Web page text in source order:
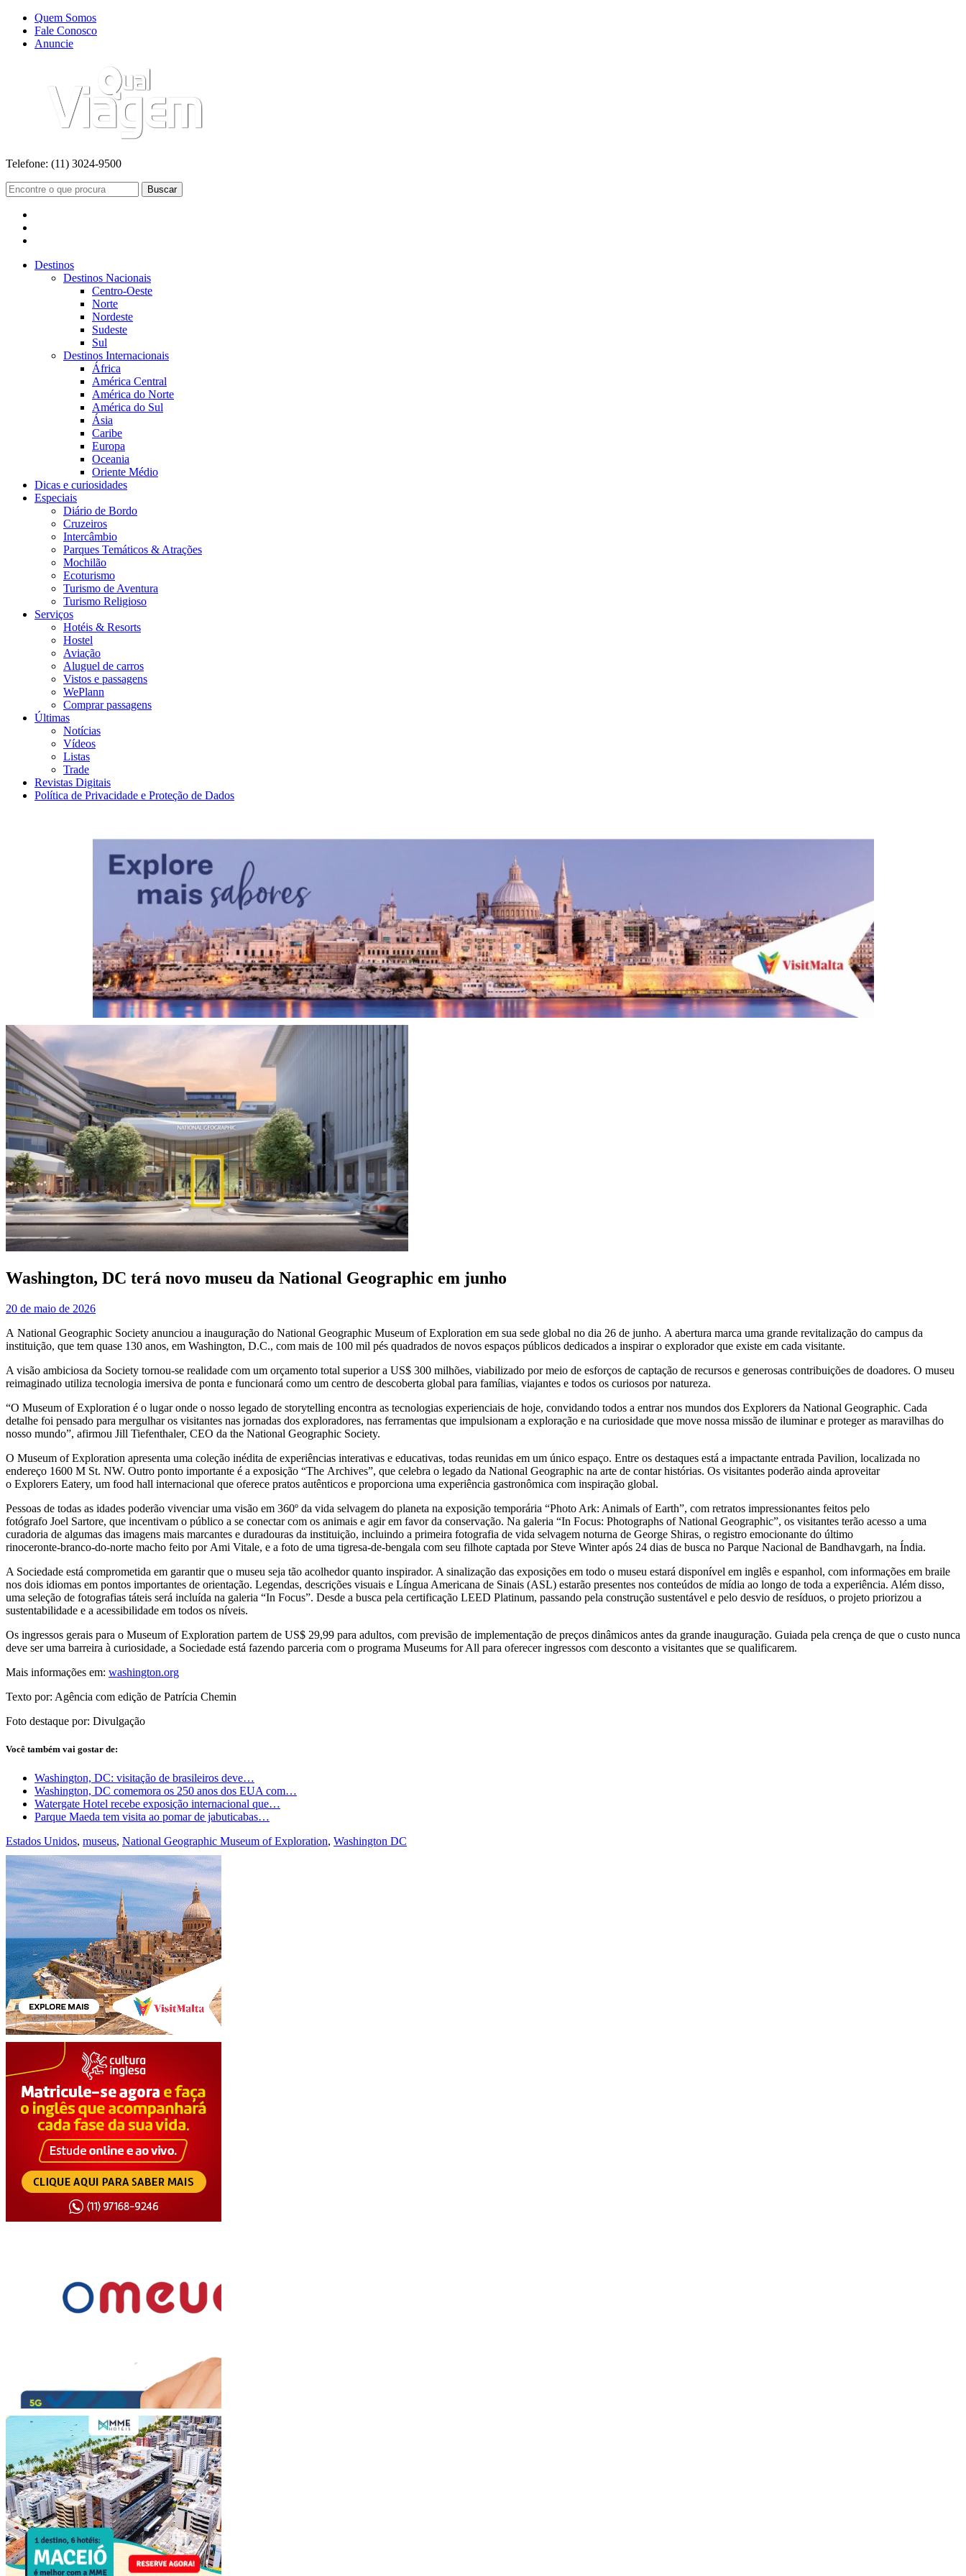
Quem Somos
Fale Conosco
Anuncie
Telefone: (11) 3024-9500
Buscar
Destinos
Destinos Nacionais
Centro-Oeste
Norte
Nordeste
Sudeste
Sul
Destinos Internacionais
África
América Central
América do Norte
América do Sul
Ásia
Caribe
Europa
Oceania
Oriente Médio
Dicas e curiosidades
Especiais
Diário de Bordo
Cruzeiros
Intercâmbio
Parques Temáticos & Atrações
Mochilão
Ecoturismo
Turismo de Aventura
Turismo Religioso
Serviços
Hotéis & Resorts
Hostel
Aviação
Aluguel de carros
Vistos e passagens
WePlann
Comprar passagens
Últimas
Notícias
Vídeos
Listas
Trade
Revistas Digitais
Política de Privacidade e Proteção de Dados
Washington, DC terá novo museu da National Geographic em junho
20 de maio de 2026
A National Geographic Society anunciou a inauguração do National Geographic Museum of Exploration em sua sede global no dia 26 de junho. A abertura marca uma grande revitalização do campus da
instituição, que tem quase 130 anos, em Washington, D.C., com mais de 100 mil pés quadrados de novos espaços públicos dedicados a inspirar o explorador que existe em cada visitante.
A visão ambiciosa da Society tornou‑se realidade com um orçamento total superior a US$ 300 milhões, viabilizado por meio de esforços de captação de recursos e generosas contribuições de doadores. O museu
reimaginado utiliza tecnologia imersiva de ponta e funcionará como um centro de descoberta global para famílias, viajantes e todos os curiosos por natureza.
“O Museum of Exploration é o lugar onde o nosso legado de storytelling encontra as tecnologias experienciais de hoje, convidando todos a entrar nos mundos dos Explorers da National Geographic. Cada
detalhe foi pensado para mergulhar os visitantes nas jornadas dos exploradores, nas ferramentas que impulsionam a exploração e na curiosidade que move nossa missão de iluminar e proteger as maravilhas do
nosso mundo”, afirmou Jill Tiefenthaler, CEO da the National Geographic Society.
O Museum of Exploration apresenta uma coleção inédita de experiências interativas e educativas, todas reunidas em um único espaço. Entre os destaques está a impactante entrada Pavilion, localizada no
endereço 1600 M St. NW. Outro ponto importante é a exposição “The Archives”, que celebra o legado da National Geographic na arte de contar histórias. Os visitantes poderão ainda aproveitar
o Explorers Eatery, um food hall internacional que oferece pratos autênticos e proporciona uma experiência gastronômica com inspiração global.
Pessoas de todas as idades poderão vivenciar uma visão em 360º da vida selvagem do planeta na exposição temporária “Photo Ark: Animals of Earth”, com retratos impressionantes feitos pelo
fotógrafo Joel Sartore, que incentivam o público a se conectar com os animais e agir em favor da conservação. Na galeria “In Focus: Photographs of National Geographic”, os visitantes terão acesso a uma
curadoria de algumas das imagens mais marcantes e duradouras da instituição, incluindo a primeira fotografia de vida selvagem noturna de George Shiras, o registro emocionante do último
rinoceronte‑branco‑do‑norte macho feito por Ami Vitale, e a foto de uma tigresa‑de‑bengala com seu filhote captada por Steve Winter após 24 dias de busca no Parque Nacional de Bandhavgarh, na Índia.
A Sociedade está comprometida em garantir que o museu seja tão acolhedor quanto inspirador. A sinalização das exposições em todo o museu estará disponível em inglês e espanhol, com informações em braile
nos dois idiomas em pontos importantes de orientação. Legendas, descrições visuais e Língua Americana de Sinais (ASL) estarão presentes nos conteúdos de mídia ao longo de toda a experiência. Além disso,
uma seleção de fotografias táteis será incluída na galeria “In Focus”. Desde a busca pela certificação LEED Platinum, passando pela construção sustentável e pelo desvio de resíduos, o projeto priorizou a
sustentabilidade e a acessibilidade em todos os níveis.
Os ingressos gerais para o Museum of Exploration partem de US$ 29,99 para adultos, com previsão de implementação de preços dinâmicos antes da grande inauguração. Guiada pela crença de que o custo nunca
deve ser uma barreira à curiosidade, a Sociedade está fazendo parceria com o programa Museums for All para oferecer ingressos com desconto a visitantes que se qualificarem.
Mais informações em: washington.org
Texto por: Agência com edição de Patrícia Chemin
Foto destaque por: Divulgação
Você também vai gostar de:
Washington, DC: visitação de brasileiros deve…
Washington, DC comemora os 250 anos dos EUA com…
Watergate Hotel recebe exposição internacional que…
Parque Maeda tem visita ao pomar de jabuticabas…
Estados Unidos, museus, National Geographic Museum of Exploration, Washington DC